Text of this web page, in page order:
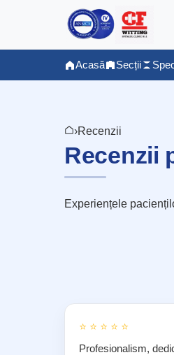
Acasă Secții
›Recenzii
Recenzii
Experiențele
⭐ ⭐ ⭐ ⭐ ⭐
Profesionalism,